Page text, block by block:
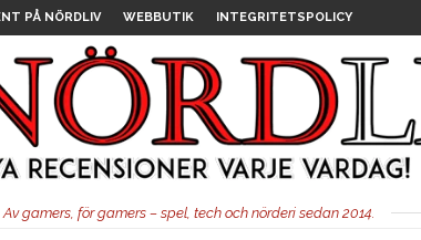
PÅ NÖRDLIV WEBBUTIK INTEGRITETSPOLICY
Av gamers, för gamers – spel, tech och nörderi sedan 2014.